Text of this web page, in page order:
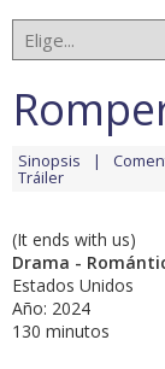
Sinopsis
Tráiler
(It ends with us)
Drama -
Estados Unidos
Año: 2024
130 minutos